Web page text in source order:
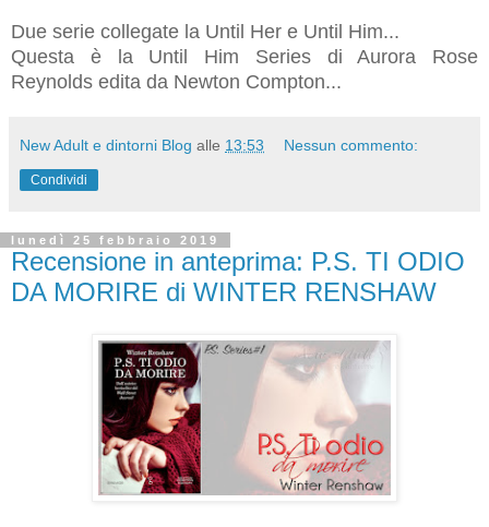
Due serie collegate la Until Her e Until Him...
Questa è la Until Him Series di Aurora Rose
Reynolds edita da Newton Compton...
New Adult e dintorni Blog alle 13:53 Nessun commento:
Condividi
lunedì 25 febbraio 2019
Recensione in anteprima: P.S. TI ODIO
DA MORIRE di WINTER RENSHAW